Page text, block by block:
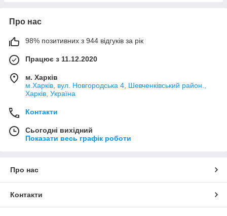
Про нас
98% позитивних з 944 відгуків за рік
Працює з 11.12.2020
м. Харків
м.Харків, вул. Новгородська 4, Шевченківський район.,
Харків, Україна
Контакти
Сьогодні вихідний
Показати весь графік роботи
Про нас
Контакти